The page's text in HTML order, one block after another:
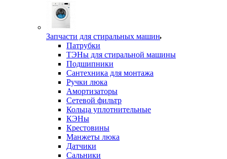
Запчасти для стиральных машин
Патрубки
ТЭНы для стиральной машины
Подшипники
Сантехника для монтажа
Ручки люка
Амортизаторы
Сетевой фильтр
Кольца уплотнительные
КЭНы
Крестовины
Манжеты люка
Датчики
Сальники